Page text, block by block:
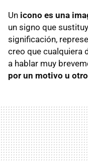
Un icono es una
un signo que
significación,
creo que cualquiera
a hablar muy
por un motivo u